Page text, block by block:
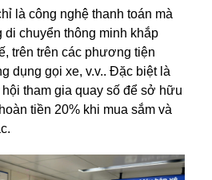
là công nghệ thanh toán mà
chuyển thông minh khắp
trên trên các phương tiện
dụng gọi xe, v.v.. Đặc biệt là
tham gia quay số để sở hữu
tiền 20% khi mua sắm và